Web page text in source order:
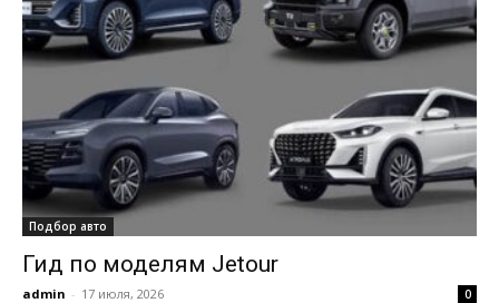
Подбор авто
Гид по моделям Jetour
admin - 17 июля, 2026 0